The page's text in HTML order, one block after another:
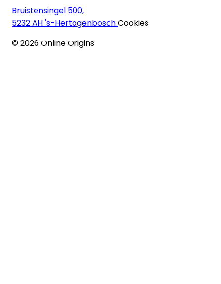
Bruistensingel 500,
5232 AH 's-HertogenboschCookies
©2026Online Origins